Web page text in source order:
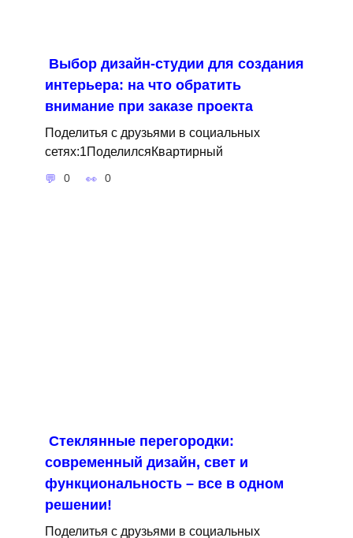
Выбор дизайн-студии для создания
интерьера: на что обратить
внимание при заказе проекта
Поделитья с друзьями в социальных
сетях:1ПоделилсяКвартирный
0 0
Стеклянные перегородки:
современный дизайн, свет и
функциональность – все в одном
решении!
Поделитья с друзьями в социальных